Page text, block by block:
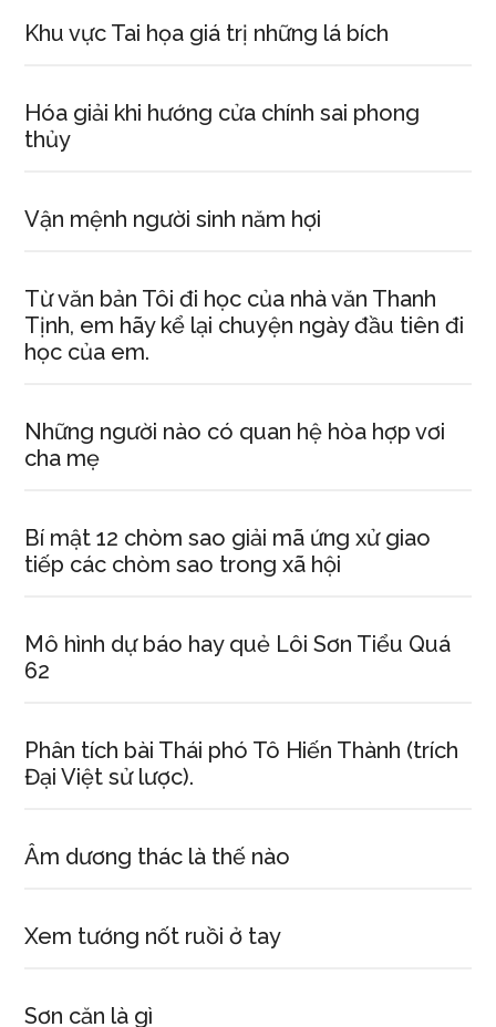
Khu vực Tai họa giá trị những lá bích
Hóa giải khi hướng cửa chính sai phong
thủy
Vận mệnh người sinh năm hợi
Từ văn bản Tôi đi học của nhà văn Thanh
Tịnh, em hãy kể lại chuyện ngày đầu tiên đi
học của em.
Những người nào có quan hệ hòa hợp vơi
cha mẹ
Bí mật 12 chòm sao giải mã ứng xử giao
tiếp các chòm sao trong xã hội
Mô hình dự báo hay quẻ Lôi Sơn Tiểu Quá
62
Phân tích bài Thái phó Tô Hiến Thành (trích
Đại Việt sử lược).
Âm dương thác là thế nào
Xem tướng nốt ruồi ở tay
Sơn căn là gì